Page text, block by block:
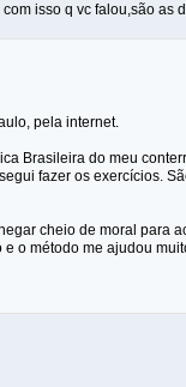
isso q vc falou,são as
pela internet.
Brasileira do meu
fazer os exercícios.
cheio de moral
o método me ajudou